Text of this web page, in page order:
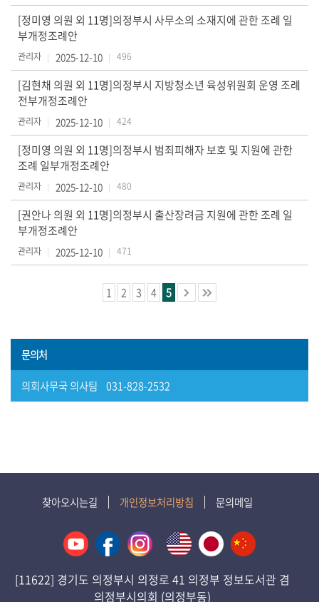
영
상
회
의
록
참
여
마
당
정
보
공
개
정
보
[정미영 의원 외 11명]의정부시 사무소의 소재지에 관한 조례 일
부개정조례안
관리자 2025-12-10 496
[김현채 의원 외 11명]의정부시 지방청소년 육성위원회 운영 조례
전부개정조례안
관리자 2025-12-10 424
[정미영 의원 외 11명]의정부시 범죄피해자 보호 및 지원에 관한
조례 일부개정조례안
관리자 2025-12-10 480
[권안나 의원 외 11명]의정부시 출산장려금 지원에 관한 조례 일
부개정조례안
관리자 2025-12-10 471
1 2 3 4 5
문의처
의회사무국 의사팀 031-828-2532
찾아오시는길 개인정보처리방침 문의메일
[11622] 경기도 의정부시 의정로 41 의정부 정보도서관 겸
의정부시의회 (의정부동)